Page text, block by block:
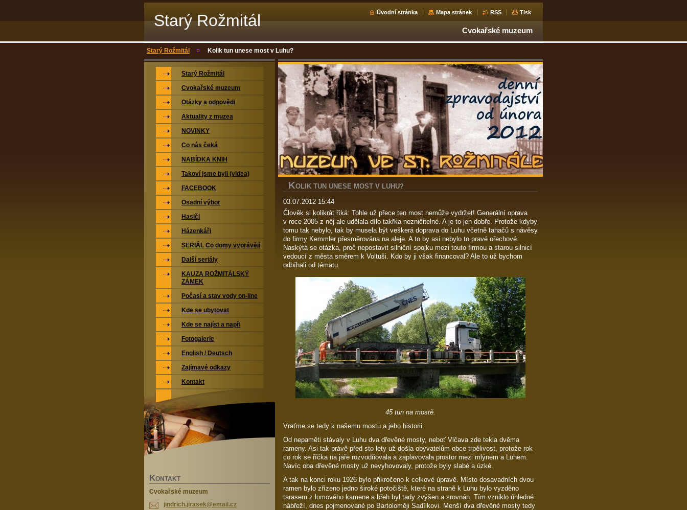
Starý Rožmitál Úvodní stránka Mapa stránek RSS Tisk
Cvokařské muzeum
Starý Rožmitál Kolik tun unese most v Luhu?
KOLIK TUN UNESE MOST V LUHU?
03.07.2012 15:44
Člověk si kolikrát říká: Tohle už přece ten most nemůže vydržet! Generální oprava
v roce 2005 z něj ale udělala dílo takřka nezničitelné. A je to jen dobře. Protože kdyby
tomu tak nebylo, tak by musela být veškerá doprava do Luhu včetně tahačů s návěsy
do firmy Kemmler přesměrována na aleje. A to by asi nebylo to pravé ořechové.
Naskýtá se otázka, proč nepostavit silniční spojku mezi touto firmou a starou silnicí
vedoucí z města směrem k Voltuši. Kdo by ji však financoval? Ale to už bychom
odbíhali od tématu.
45 tun na mostě.
Vraťme se tedy k našemu mostu a jeho historii.
Od nepaměti stávaly v Luhu dva dřevěné mosty, neboť Vlčava zde tekla dvěma
rameny. Asi tak právě před sto lety už došla obyvatelům obce trpělivost, protože rok
co rok se říčka na jaře rozvodňovala a zaplavovala prostor mezi mlýnem a Luhem.
Navíc oba dřevěné mosty už nevyhovovaly, protože byly slabé a úzké.
A tak na konci roku 1926 bylo přikročeno k celkové úpravě. Místo dosavadních dvou
ramen bylo zřízeno jedno široké potočiště, které na straně k Luhu bylo vyzděno
tarasem z lomového kamene a břeh byl tady zvýšen a srovnán. Tím vzniklo úhledné
nábřeží, dnes pojmenované po Bartoloměji Sadílkovi. Menší dva dřevěné mosty tedy
Starý Rožmitál
Cvokařské muzeum
Otázky a odpovědi
Aktuality z muzea
NOVINKY
Co nás čeká
NABÍDKA KNIH
Takoví jsme byli (videa)
FACEBOOK
Osadní výbor
Hasiči
Házenkáři
SERIÁL Co domy vyprávějí
Další seriály
KAUZA ROŽMITÁLSKÝ
ZÁMEK
Počasí a stav vody on-line
Kde se ubytovat
Kde se najíst a napít
Fotogalerie
English / Deutsch
Zajímavé odkazy
Kontakt
KONTAKT
Cvokařské muzeum
jindrich.jirasek@email.cz